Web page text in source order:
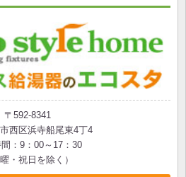
〒592-8341
西区浜寺船尾東4丁4
：9：00～17：30
曜・祝日を除く）